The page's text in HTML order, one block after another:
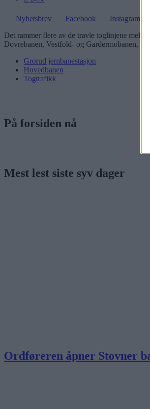
Nyhetsbrev Facebook
Instagram
Det rammer flere av de travle toglinjene
Dovrebanen, Vestfold- og Gardermobanen,
Grorud jernbanestasjon
Hovedbanen
Togtrafikk
På forsiden nå
Mest lest siste syv dager
Ordføreren åpner Stovner